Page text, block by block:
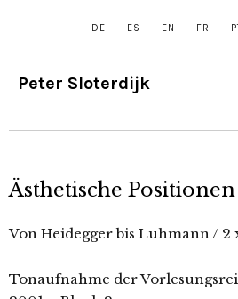
DE ES EN FR
Peter Sloterdijk
Ästhetische Positionen
Von Heidegger bis Luhmann / 2
Tonaufnahme der